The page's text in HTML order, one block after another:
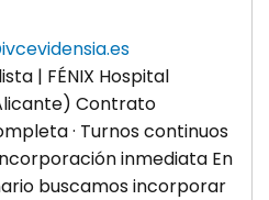
| FÉNIX Hospital
Contrato
· Turnos continuos
inmediata En
buscamos incorporar